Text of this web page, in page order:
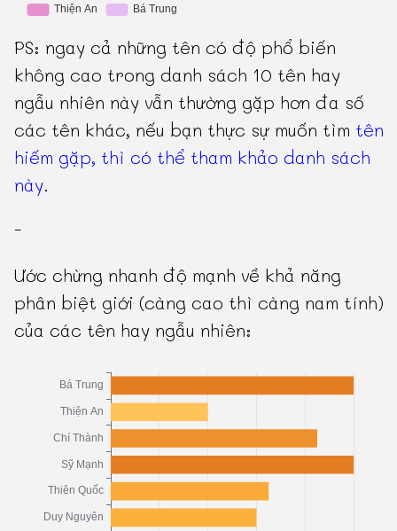
PS: ngay cả những tên có độ phổ biến
không cao trong danh sách 10 tên hay
ngẫu nhiên này vẫn thường gặp hơn đa số
các tên khác, nếu bạn thực sự muốn tìm tên
hiếm gặp, thì có thể tham khảo danh sách
này.
-
Ước chừng nhanh độ mạnh về khả năng
phân biệt giới (càng cao thì càng nam tính)
của các tên hay ngẫu nhiên: